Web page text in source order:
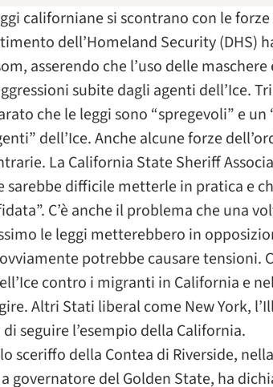
californiane si scontrano con le
dell’Homeland Security (DHS)
asserendo che l’uso delle
subite dagli agenti dell’Ice.
che le leggi sono “spregevoli” e
dell’Ice. Anche alcune forze
La California State Sheriff
sarebbe difficile metterle in pratica e
C’è anche il problema che una
le leggi metterebbero in
potrebbe causare tensioni.
contro i migranti in California e
Altri Stati liberal come New York,
seguire l’esempio della California.
sceriffo della Contea di Riverside,
governatore del Golden State, ha